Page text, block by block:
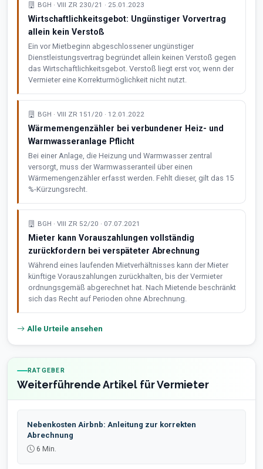
BGH · VIII ZR 230/21 · 25.01.2023
Wirtschaftlichkeitsgebot: Ungünstiger Vorvertrag
allein kein Verstoß
Ein vor Mietbeginn abgeschlossener ungünstiger
Dienstleistungsvertrag begründet allein keinen Verstoß gegen
das Wirtschaftlichkeitsgebot. Verstoß liegt erst vor, wenn der
Vermieter eine Korrekturmöglichkeit nicht nutzt.
BGH · VIII ZR 151/20 · 12.01.2022
Wärmemengenzähler bei verbundener Heiz- und
Warmwasseranlage Pflicht
Bei einer Anlage, die Heizung und Warmwasser zentral
versorgt, muss der Warmwasseranteil über einen
Wärmemengenzähler erfasst werden. Fehlt dieser, gilt das 15
%-Kürzungsrecht.
BGH · VIII ZR 52/20 · 07.07.2021
Mieter kann Vorauszahlungen vollständig
zurückfordern bei verspäteter Abrechnung
Während eines laufenden Mietverhältnisses kann der Mieter
künftige Vorauszahlungen zurückhalten, bis der Vermieter
ordnungsgemäß abgerechnet hat. Nach Mietende beschränkt
sich das Recht auf Perioden ohne Abrechnung.
Alle Urteile ansehen
RATGEBER
Weiterführende Artikel für Vermieter
Nebenkosten Airbnb: Anleitung zur korrekten
Abrechnung
6 Min.